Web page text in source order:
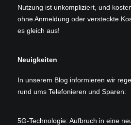
Nutzung ist unkompliziert, und
ohne Anmeldung oder versteckte
es gleich aus!
Neuigkeiten
In unserem Blog informieren wir
rund ums Telefonieren und Sparen:
5G-Technologie: Aufbruch in eine